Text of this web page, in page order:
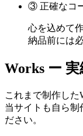
③ 正確なコ
心を込めて
納品前には
Works ー
これまで制作した
当サイトも自ら制
ださい。